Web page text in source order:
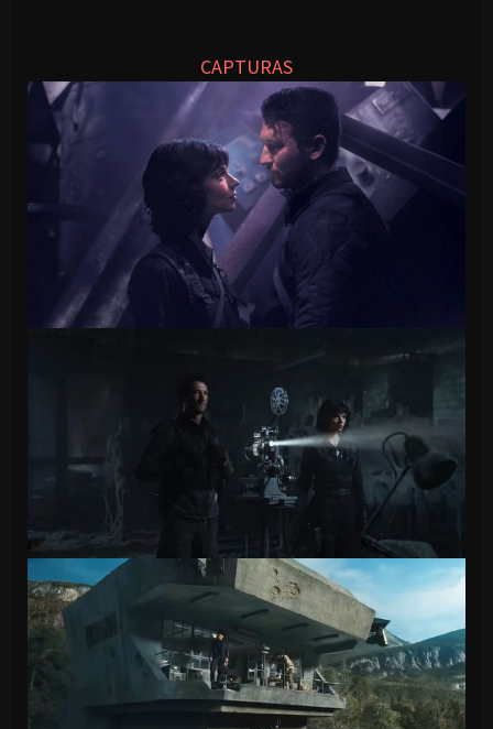
CAPTURAS